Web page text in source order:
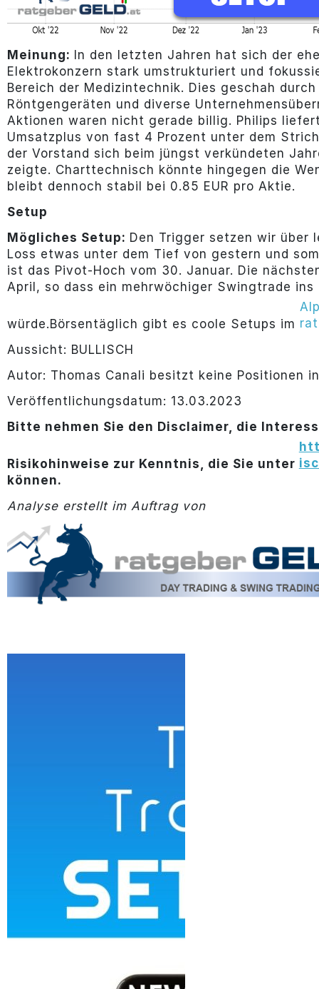
Meinung:
In den letzten Jahren hat sich der
Elektrokonzern stark umstrukturiert und
Bereich der Medizintechnik. Dies geschah
Röntgengeräten und diverse
Aktionen waren nicht gerade billig. Philips
Umsatzplus von fast 4 Prozent unter dem
der Vorstand sich beim jüngst verkündeten
zeigte. Charttechnisch könnte hingegen die
bleibt dennoch stabil bei 0.85 EUR pro Aktie.
Setup
Mögliches Setup: Den Trigger setzen wir über
Loss etwas unter dem Tief von gestern und
ist das Pivot-Hoch vom 30. Januar. Die
April, so dass ein mehrwöchiger Swingtrade ins
würde.Börsentäglich gibt es coole Setups im
Aussicht: BULLISCH
Autor: Thomas Canali besitzt keine Positionen in
Veröffentlichungsdatum: 13.03.2023
Bitte nehmen Sie den Disclaimer, die
Risikohinweise zur Kenntnis, die Sie unter
können.
Analyse erstellt im Auftrag von